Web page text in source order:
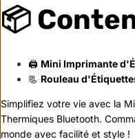
📦
🖨️ Mini Imprimante
📃 Rouleau
Simplifiez votre vie avec la
Thermiques Bluetooth.
monde avec facilité et style !